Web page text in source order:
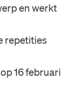
en werkt
repetities
16 februari